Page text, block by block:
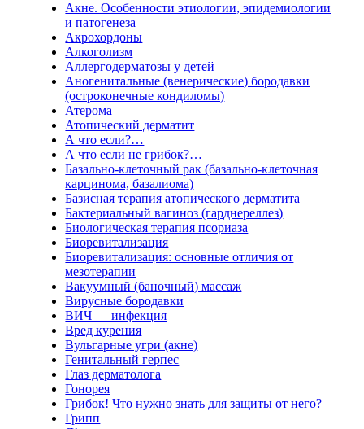
Акне. Особенности этиологии, эпидемиологии
и патогенеза
Акрохордоны
Алкоголизм
Аллергодерматозы у детей
Аногенитальные (венерические) бородавки
(остроконечные кондиломы)
Атерома
Атопический дерматит
А что если?…
А что если не грибок?…
Базально-клеточный рак (базально-клеточная
карцинома, базалиома)
Базисная терапия атопического дерматита
Бактериальный вагиноз (гарднереллез)
Биологическая терапия псориаза
Биоревитализация
Биоревитализация: основные отличия от
мезотерапии
Вакуумный (баночный) массаж
Вирусные бородавки
ВИЧ — инфекция
Вред курения
Вульгарные угри (акне)
Генитальный герпес
Глаз дерматолога
Гонорея
Грибок! Что нужно знать для защиты от него?
Грипп